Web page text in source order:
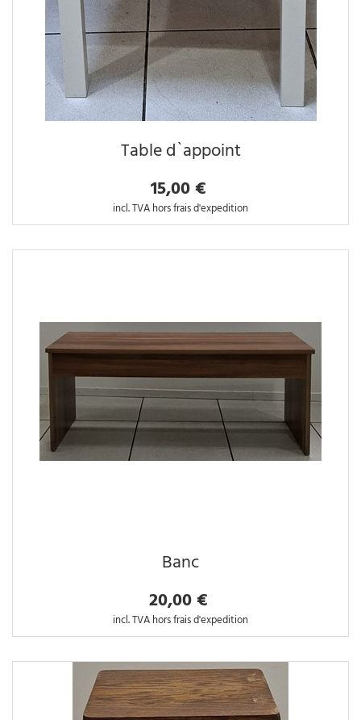
Table d`appoint
15,00 €
incl. TVA hors frais d'expedition
Banc
20,00 €
incl. TVA hors frais d'expedition